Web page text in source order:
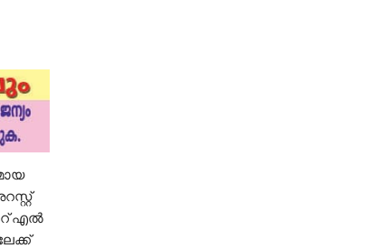
എല്‍